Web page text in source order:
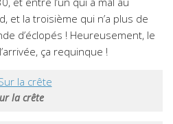
et la troisième qui n’a plus de
d’éclopés ! Heureusement, le
ça requinque !
la crête